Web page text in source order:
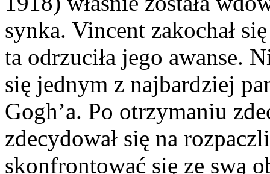
synka. Vincent zakochał
ta odrzuciła jego awanse.
się jednym z najbardziej
Gogh’a. Po otrzymaniu
zdecydował się na
skonfrontować się ze swą